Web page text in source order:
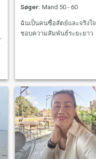
Søger: Mand 50 - 60
ฉันเป็นคนซื่อสัตย์และจริงใจ
ชอบความสัมพันธ์ระยะยาว